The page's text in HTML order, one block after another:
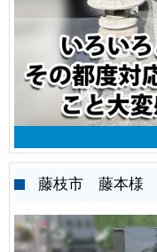
藤枝市 藤本様